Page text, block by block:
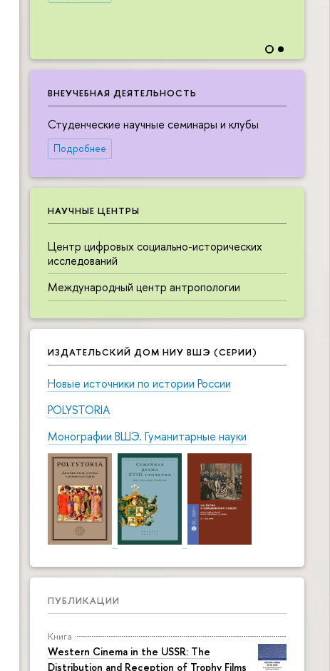
ВНЕУЧЕБНАЯ ДЕЯТЕЛЬНОСТЬ
Студенческие научные семинары и клубы
Подробнее
НАУЧНЫЕ ЦЕНТРЫ
Центр цифровых социально-исторических
исследований
Международный центр антропологии
ИЗДАТЕЛЬСКИЙ ДОМ НИУ ВШЭ (СЕРИИ)
Новые источники по истории России
POLYSTORIA
Монографии ВШЭ. Гуманитарные науки
ПУБЛИКАЦИИ
Книга
Western Cinema in the USSR: The
Distribution and Reception of Trophy Films